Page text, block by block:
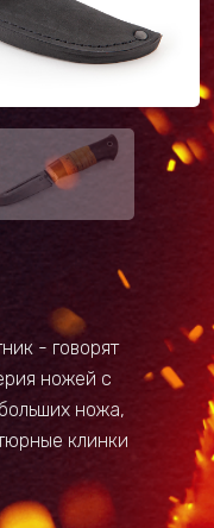
- говорят
ножей с
ножа,
клинки